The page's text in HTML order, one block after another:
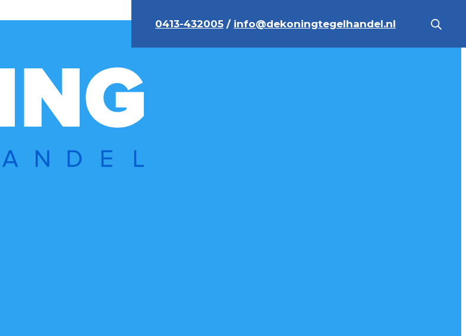
0413-432005 / info@dekoningtegelhandel.nl